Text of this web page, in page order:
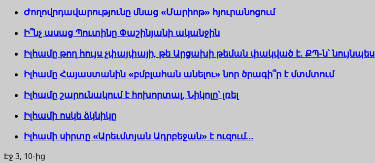
Ժողովրդավարությունը մնաց «Մարիոթ» հյուրանոցում
Ի՞նչ ասաց Պուտինը Փաշինյանի ականջին
Իլհամը թող հույս չփայփայի, թե Արցախի թեման փակված է. ՔՊ-ն՝ նույնպես
Իլհամը Հայաստանին «բմբլահան անելու» նոր ծրագի՞ր է մտմտում
Իլհամը շարունակում է հոխորտալ, Նիկոլը՝ լռել
Իլհամի ոսկե ձկնիկը
Իլհամի սիրտը «Արեւմտյան Ադրբեջան» է ուզում…
Էջ 3, 10-ից